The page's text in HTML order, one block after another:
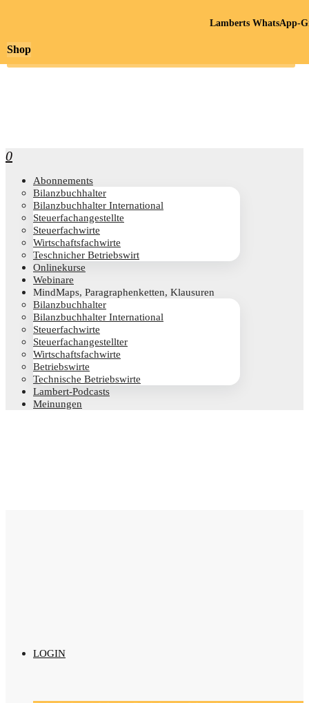
0
Abon­ne­ments
Bilanz­buch­hal­ter
Bilanz­buch­hal­ter International
Steu­er­fach­an­ge­stell­te
Steu­er­fach­wir­te
Wirt­schafts­fach­wir­te
Teschni­cher Betriebswirt
Online­kur­se
Web­i­na­re
Mind­Maps, Para­gra­phen­ket­ten, Klausuren
Bilanz­buch­hal­ter
Bilanz­buch­hal­ter International
Steu­er­fach­wir­te
Steu­er­fach­an­ge­stell­ter
Wirt­schafts­fach­wir­te
Betriebs­wir­te
Tech­ni­sche Betriebswirte
Lam­­bert-Pod­­casts
Mei­nun­gen
LOGIN
Shop
Lamberts WhatsApp-